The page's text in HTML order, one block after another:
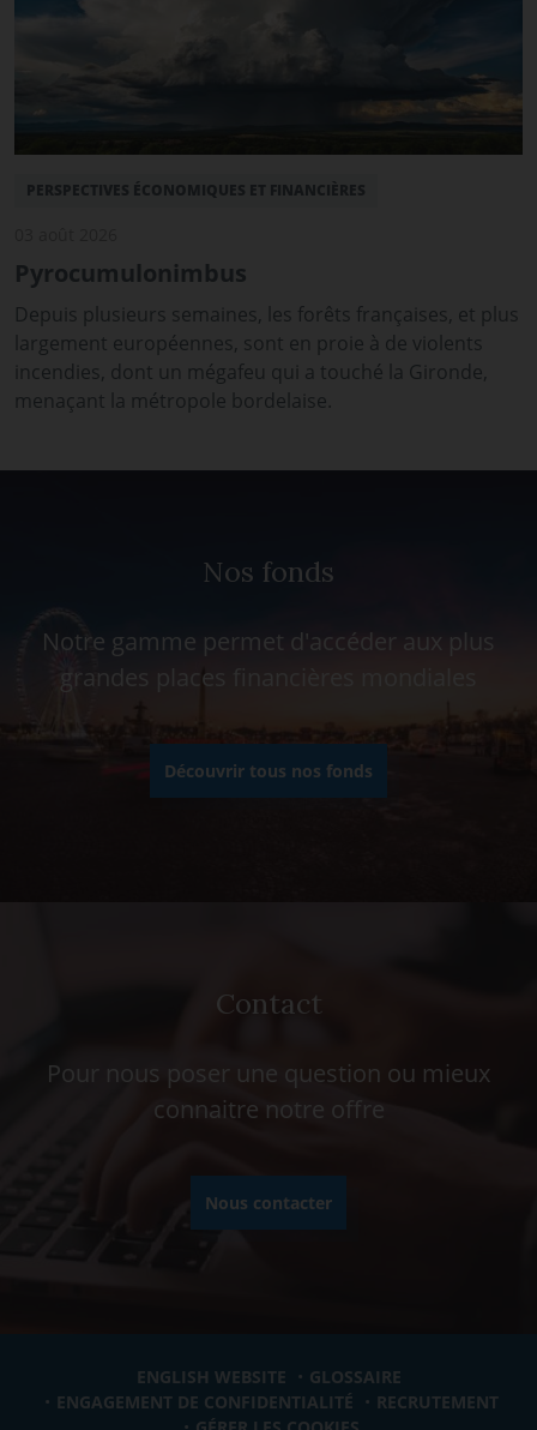
PERSPECTIVES ÉCONOMIQUES ET FINANCIÈRES
Pyrocumulonimbus
Depuis plusieurs semaines, les forêts françaises, et plus
largement européennes, sont en proie à de violents
incendies, dont un mégafeu qui a touché la Gironde,
menaçant la métropole bordelaise.
Nos fonds
Notre gamme permet d'accéder aux plus
grandes places financières mondiales
Découvrir tous nos fonds
Contact
Pour nous poser une question ou mieux
connaitre notre offre
Nous contacter
ENGLISH WEBSITE
GLOSSAIRE
ENGAGEMENT DE CONFIDENTIALITÉ
RECRUTEMENT